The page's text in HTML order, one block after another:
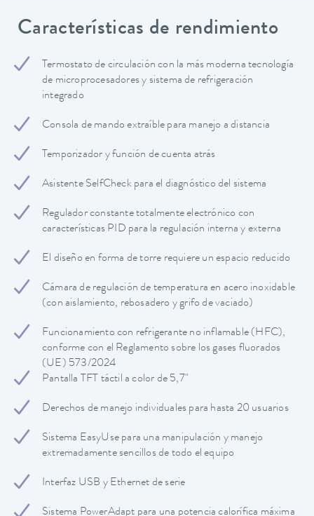
Características de rendimiento
Termostato de circulación con la más moderna tecnología
de microprocesadores y sistema de refrigeración
integrado
Consola de mando extraíble para manejo a distancia
Temporizador y función de cuenta atrás
Asistente SelfCheck para el diagnóstico del sistema
Regulador constante totalmente electrónico con
características PID para la regulación interna y externa
El diseño en forma de torre requiere un espacio reducido
Cámara de regulación de temperatura en acero inoxidable
(con aislamiento, rebosadero y grifo de vaciado)
Funcionamiento con refrigerante no inflamable (HFC),
conforme con el Reglamento sobre los gases fluorados
(UE) 573/2024
Pantalla TFT táctil a color de 5,7"
Derechos de manejo individuales para hasta 20 usuarios
Sistema EasyUse para una manipulación y manejo
extremadamente sencillos de todo el equipo
Interfaz USB y Ethernet de serie
Sistema PowerAdapt para una potencia calorífica máxima